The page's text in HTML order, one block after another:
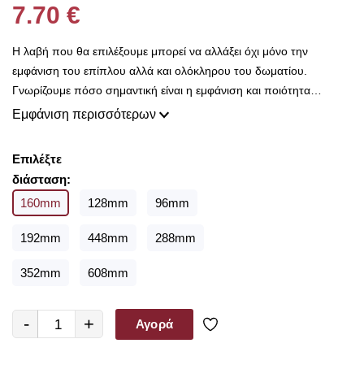
7.70 €
Η λαβή που θα επιλέξουμε μπορεί να αλλάξει όχι μόνο την
εμφάνιση του επίπλου αλλά και ολόκληρου του δωματίου.
Γνωρίζουμε πόσο σημαντική είναι η εμφάνιση και ποιότητα
κατασκευής για σας και είναι ο λόγος που εδώ στο Decorama
Είτε θέλετε να διακοσμήσετε μια καινούρια κουζίνα ή να
ανανεώσετε τα υφιστάμενα ντουλάπια με ένα τόσο ευρύ φάσμα
διαφορετικών χρωμάτων, υλικών και στυλ είμαστε σίγουροι ότι θα
Εμφάνιση περισσότερων
Επιλέξτε
διάσταση:
160mm
128mm 96mm
192mm 448mm 288mm
352mm 608mm
- + Αγορά